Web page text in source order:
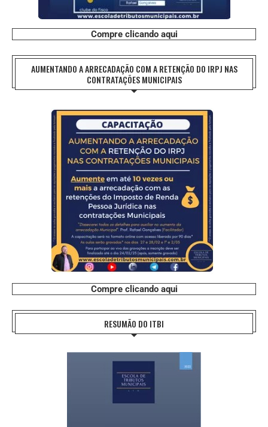
Compre clicando aqui
AUMENTANDO A ARRECADAÇÃO COM A RETENÇÃO DO IRPJ NAS
CONTRATAÇÕES MUNICIPAIS
Compre clicando aqui
RESUMÃO DO ITBI